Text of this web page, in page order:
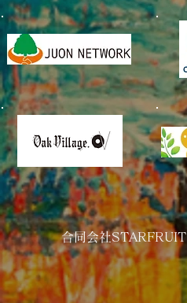
​合同会社STARFRUIT